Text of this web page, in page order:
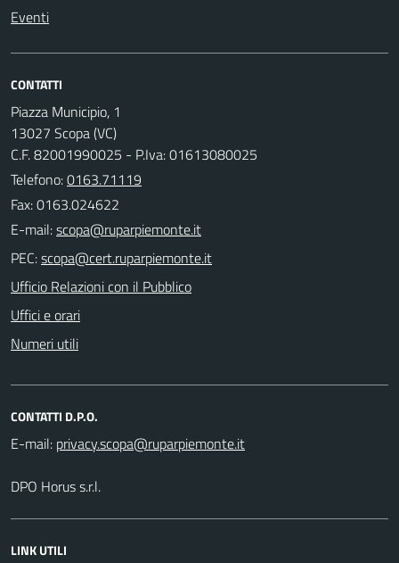
Eventi
CONTATTI
Piazza Municipio, 1
13027 Scopa (VC)
C.F. 82001990025 - P.Iva: 01613080025
Telefono:0163.71119
Fax: 0163.024622
E-mail:
PEC:
Ufficio Relazioni con il Pubblico
Uffici e orari
Numeri utili
CONTATTI D.P.O.
E-mail:
DPO Horus s.r.l.
LINK UTILI